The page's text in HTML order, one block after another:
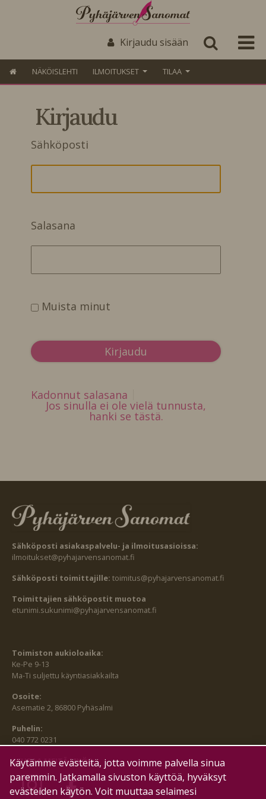
Kirjaudu sisään
NÄKÖISLEHTI ILMOITUKSET TILAA
Kirjaudu
Sähköposti
Salasana
Muista minut
Kadonnut salasana
Jos sinulla ei ole vielä tunnusta,
hanki se tästä.
Sähköposti asiakaspalvelu- ja ilmoitusasioissa:
ilmoitukset@pyhajarvensanomat.fi
Sähköposti toimittajille: toimitus@pyhajarvensanomat.fi
Toimittajien sähköpostit muotoa
etunimi.sukunimi@pyhajarvensanomat.fi
Toimiston aukioloaika:
Ke-Pe 9-13
Ma-Ti suljettu käyntiasiakkailta
Osoite:
Asematie 2, 86800 Pyhäsalmi
Puhelin:
040 772 0231
SEURAA MEITÄ MYÖS:
Käytämme evästeitä, jotta voimme palvella sinua
paremmin. Jatkamalla sivuston käyttöä, hyväksyt
evästeiden käytön. Voit muuttaa selaimesi